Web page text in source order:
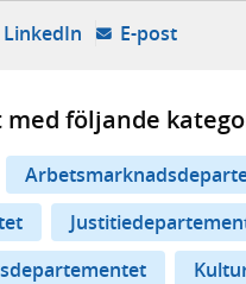
ny flik, extern webbplats,
i ny flik, extern
LinkedIn- öppnas i ny flik,
E-post-
med följande